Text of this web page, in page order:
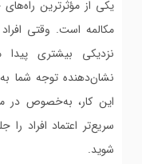
یکی از مؤثرترین
مکالمه است. وقتی
نزدیکی بیشتری پیدا
نشان‌دهنده توجه شما
این کار، به‌خصوص در
سریع‌تر اعتماد افراد
شوید.